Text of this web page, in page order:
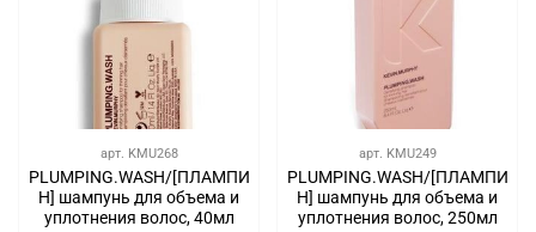
арт. KMU268
PLUMPING.WASH/[ПЛАМПИ
Н] шампунь для объема и
уплотнения волос, 40мл
арт. KMU249
PLUMPING.WASH/[ПЛАМПИ
Н] шампунь для объема и
уплотнения волос, 250мл